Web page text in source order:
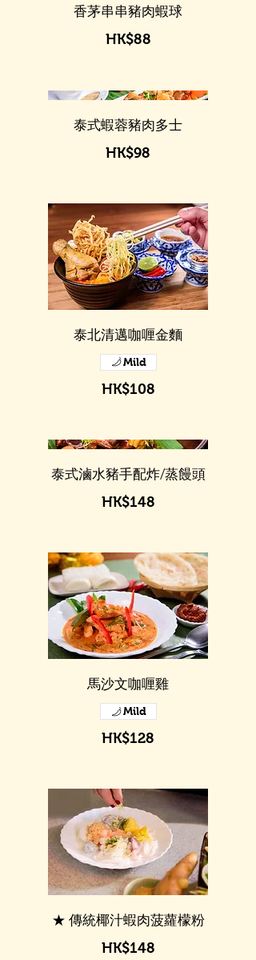
香茅串串豬肉蝦球
HK$88
泰式蝦蓉豬肉多士
HK$98
泰北清邁咖喱金麵
HK$108
Mild
泰式滷水豬手配炸/蒸饅頭
HK$148
馬沙文咖喱雞
HK$128
Mild
★ 傳統椰汁蝦肉菠蘿檬粉
HK$148